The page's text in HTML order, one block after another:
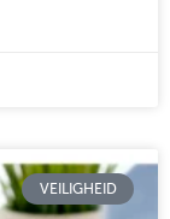
VEILIGHEID